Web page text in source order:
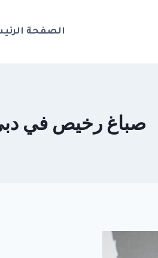
الصفحة
صباغ رخيص في دبي هيلز